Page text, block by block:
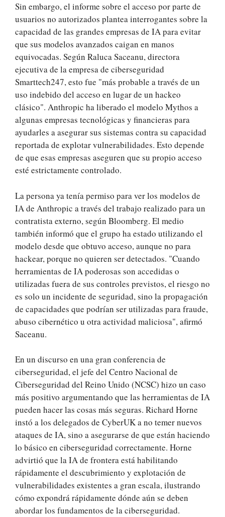
Sin embargo, el informe sobre el acceso por parte de
usuarios no autorizados plantea interrogantes sobre la
capacidad de las grandes empresas de IA para evitar
que sus modelos avanzados caigan en manos
equivocadas. Según Raluca Saceanu, directora
ejecutiva de la empresa de ciberseguridad
Smarttech247, esto fue "más probable a través de un
uso indebido del acceso en lugar de un hackeo
clásico". Anthropic ha liberado el modelo Mythos a
algunas empresas tecnológicas y financieras para
ayudarles a asegurar sus sistemas contra su capacidad
reportada de explotar vulnerabilidades. Esto depende
de que esas empresas aseguren que su propio acceso
esté estrictamente controlado.
La persona ya tenía permiso para ver los modelos de
IA de Anthropic a través del trabajo realizado para un
contratista externo, según Bloomberg. El medio
también informó que el grupo ha estado utilizando el
modelo desde que obtuvo acceso, aunque no para
hackear, porque no quieren ser detectados. "Cuando
herramientas de IA poderosas son accedidas o
utilizadas fuera de sus controles previstos, el riesgo no
es solo un incidente de seguridad, sino la propagación
de capacidades que podrían ser utilizadas para fraude,
abuso cibernético u otra actividad maliciosa", afirmó
Saceanu.
En un discurso en una gran conferencia de
ciberseguridad, el jefe del Centro Nacional de
Ciberseguridad del Reino Unido (NCSC) hizo un caso
más positivo argumentando que las herramientas de IA
pueden hacer las cosas más seguras. Richard Horne
instó a los delegados de CyberUK a no temer nuevos
ataques de IA, sino a asegurarse de que están haciendo
lo básico en ciberseguridad correctamente. Horne
advirtió que la IA de frontera está habilitando
rápidamente el descubrimiento y explotación de
vulnerabilidades existentes a gran escala, ilustrando
cómo expondrá rápidamente dónde aún se deben
abordar los fundamentos de la ciberseguridad.